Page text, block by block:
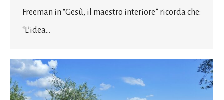
Freeman in “Gesù, il maestro interiore” ricorda che:
“L’idea…